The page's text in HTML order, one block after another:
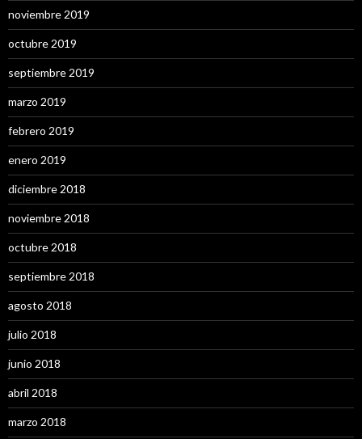
noviembre 2019
octubre 2019
septiembre 2019
marzo 2019
febrero 2019
enero 2019
diciembre 2018
noviembre 2018
octubre 2018
septiembre 2018
agosto 2018
julio 2018
junio 2018
abril 2018
marzo 2018